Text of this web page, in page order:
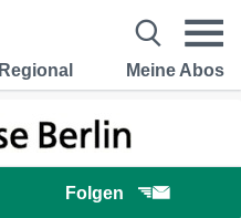
Regional Meine Abos
Folgen